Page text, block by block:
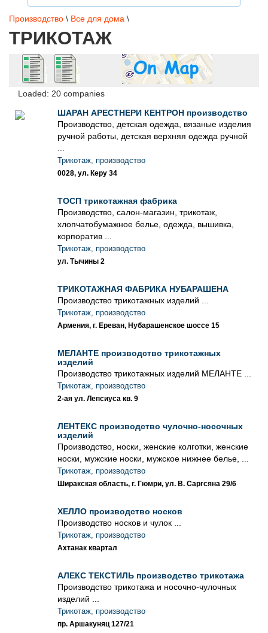
Производство \ Все для дома \
ТРИКОТАЖ
Loaded: 20 companies
ШАРАН АРЕСТНЕРИ КЕНТРОН производство
Производство, детская одежда, вязаные изделия
ручной работы, детская верхняя одежда ручной
Трикотаж, производство
0028, ул. Керу 34
ТОСП трикотажная фабрика
Производство, салон-магазин, трикотаж,
хлопчатобумажное белье, одежда, вышивка,
корпоратив ...
Трикотаж, производство
ул. Тычины 2
ТРИКОТАЖНАЯ ФАБРИКА НУБАРАШЕНА
Производство трикотажных изделий ...
Трикотаж, производство
Армения, г. Ереван, Нубарашенское шоссе 15
МЕЛАНТЕ производство трикотажных
изделий
Производство трикотажных изделий МЕЛАНТЕ ...
Трикотаж, производство
2-ая ул. Лепсиуса кв. 9
ЛЕНТЕКС производство чулочно-носочных
изделий
Производство, носки, женские колготки, женские
носки, мужские носки, мужское нижнее белье, ...
Трикотаж, производство
Ширакская область, г. Гюмри, ул. В. Саргсяна 29/6
ХЕЛЛО производство носков
Производство носков и чулок ...
Трикотаж, производство
Ахтанак квартал
АЛЕКС ТЕКСТИЛЬ производство трикотажа
Производство трикотажа и носочно-чулочных
изделий ...
Трикотаж, производство
пр. Аршакуняц 127/21